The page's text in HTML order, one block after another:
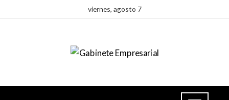
viernes, agosto 7